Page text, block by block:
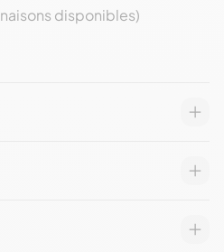
disponibles)